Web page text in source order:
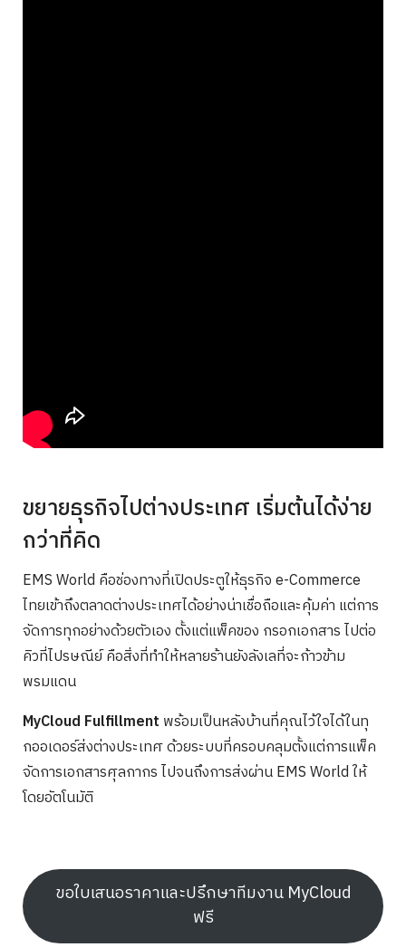
ขยายธุรกิจไปต่างประเทศ เริ่มต้นได้ง่าย
กว่าที่คิด
EMS World คือช่องทางที่เปิดประตูให้ธุรกิจ e-Commerce
ไทยเข้าถึงตลาดต่างประเทศได้อย่างน่าเชื่อถือและคุ้มค่า แต่การ
จัดการทุกอย่างด้วยตัวเอง ตั้งแต่แพ็คของ กรอกเอกสาร ไปต่อ
คิวที่ไปรษณีย์ คือสิ่งที่ทำให้หลายร้านยังลังเลที่จะก้าวข้าม
พรมแดน
MyCloud Fulfillment พร้อมเป็นหลังบ้านที่คุณไว้ใจได้ในทุ
กออเดอร์ส่งต่างประเทศ ด้วยระบบที่ครอบคลุมตั้งแต่การแพ็ค
จัดการเอกสารศุลกากร ไปจนถึงการส่งผ่าน EMS World ให้
โดยอัตโนมัติ
ขอใบเสนอราคาและปรึกษาทีมงาน MyCloud
ฟรี